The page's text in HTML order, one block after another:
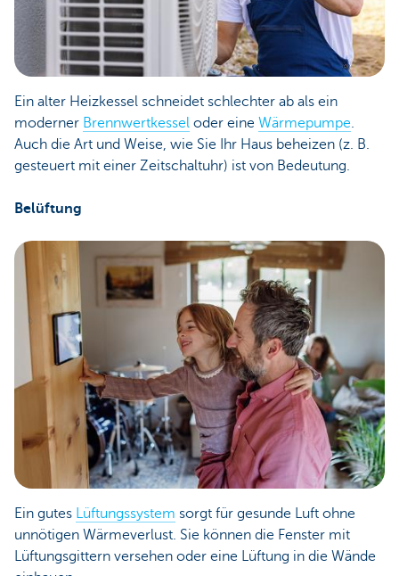
Ein alter Heizkessel schneidet schlechter ab als ein
moderner Brennwertkessel oder eine Wärmepumpe.
Auch die Art und Weise, wie Sie Ihr Haus beheizen (z. B.
gesteuert mit einer Zeitschaltuhr) ist von Bedeutung.
Belüftung
Ein gutes Lüftungssystem sorgt für gesunde Luft ohne
unnötigen Wärmeverlust. Sie können die Fenster mit
Lüftungsgittern versehen oder eine Lüftung in die Wände